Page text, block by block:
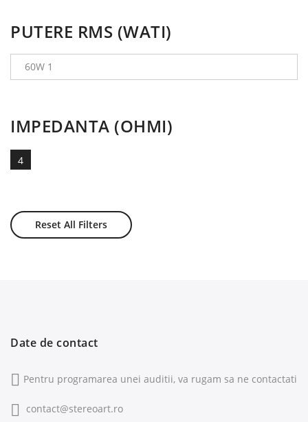
PUTERE RMS (WATI)
60W 1
IMPEDANTA (OHMI)
4
Reset All Filters
Date de contact
Pentru programarea unei auditii, va rugam sa ne contactati
contact@stereoart.ro